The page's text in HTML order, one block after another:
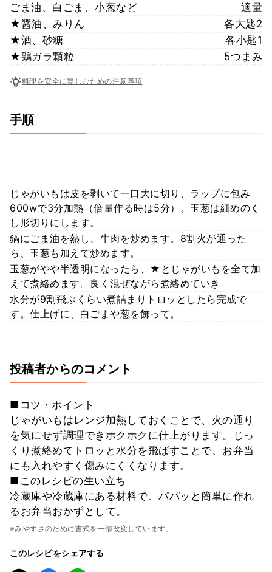
ごま油、白ごま、小葱など
適量
★醤油、みりん
各大匙2
★酒、砂糖
各小匙1
★鶏ガラ顆粒
5つまみ
料理を安全に楽しむための注意事項
手順
じゃがいもは皮を剥いて一口大に切り、ラップに包み
600wで3分加熱（倍量作る時は5分）。玉葱は細めのく
し形切りにします。
鍋にごま油を熱し、牛肉を炒めます。8割火が通った
ら、玉葱も加えて炒めます。
玉葱がやや半透明になったら、★とじゃがいもを全て加
えて煮絡めます。良く混ぜながら煮絡めていき
水分が9割飛ぶくらい煮詰まりトロッとしたら完成で
す。仕上げに、白ごまや葱を飾って。
投稿者からのコメント
■コツ・ポイント
じゃがいもはレンジ加熱しておくことで、火の通り
を気にせず調理できホクホクに仕上がります。じっ
くり煮絡めてトロッと水分を飛ばすことで、お弁当
にも入れやすく傷みにくくなります。
■このレシピの生い立ち
冷蔵庫や冷蔵庫にある材料で、パパッと簡単に作れ
るお弁当おかずとして。
※みやすさのために書式を一部改変しています。
このレシピをシェアする